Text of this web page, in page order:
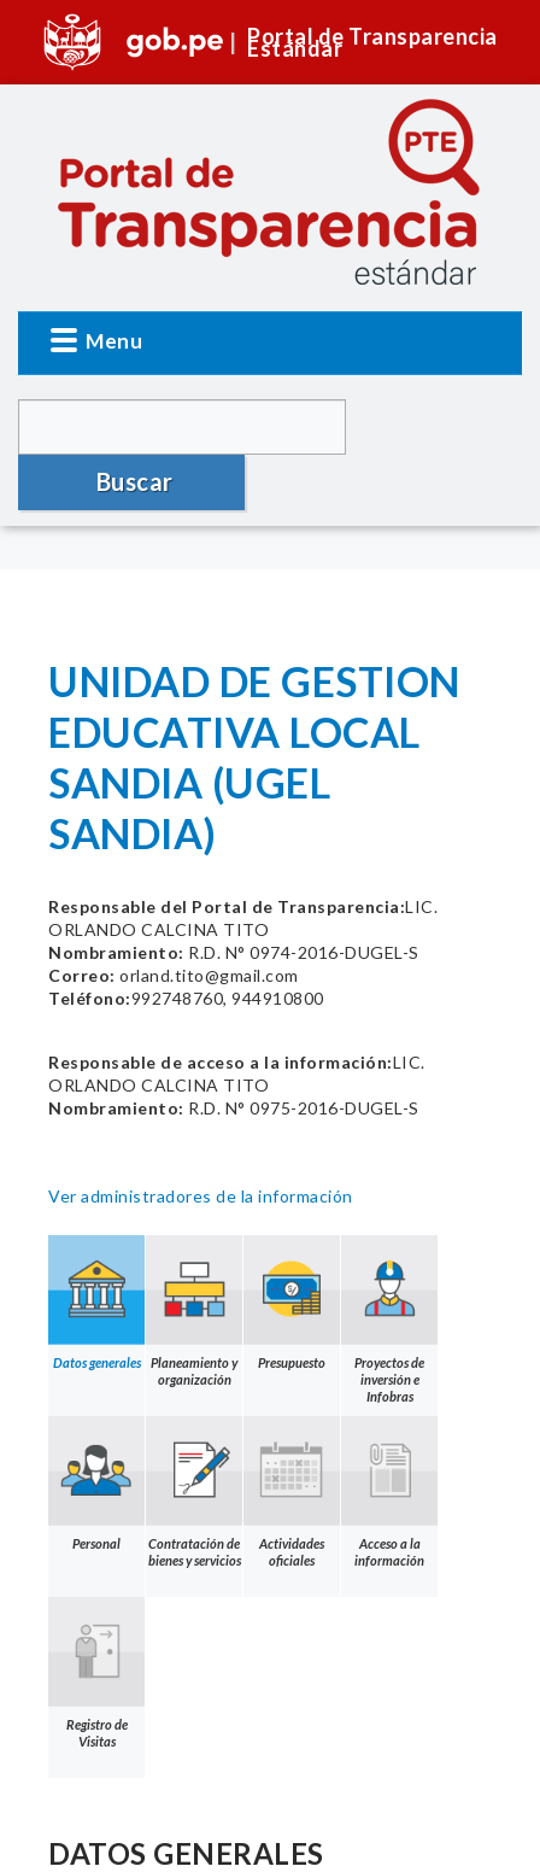
Portal de Transparencia
Estándar
Menu
Buscar
UNIDAD DE GESTION
EDUCATIVA LOCAL
SANDIA (UGEL
SANDIA)
Responsable del Portal de Transparencia:LIC.
ORLANDO CALCINA TITO
Nombramiento: R.D. N° 0974-2016-DUGEL-S
Correo: orland.tito@gmail.com
Teléfono:992748760, 944910800
Responsable de acceso a la información:LIC.
ORLANDO CALCINA TITO
Nombramiento: R.D. N° 0975-2016-DUGEL-S
Ver administradores de la información
Datos generales
Planeamiento y
organización
Presupuesto
Proyectos de
inversión e
Infobras
Personal
Contratación de
bienes y servicios
Actividades
oficiales
Acceso a la
información
Registro de
Visitas
DATOS GENERALES